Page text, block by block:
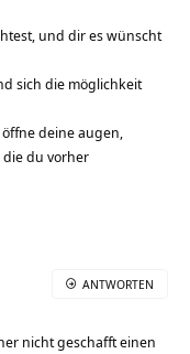
und dir es wünscht
sich die möglichkeit
deine augen,
du vorher
nicht geschafft einen
ANTWORTEN